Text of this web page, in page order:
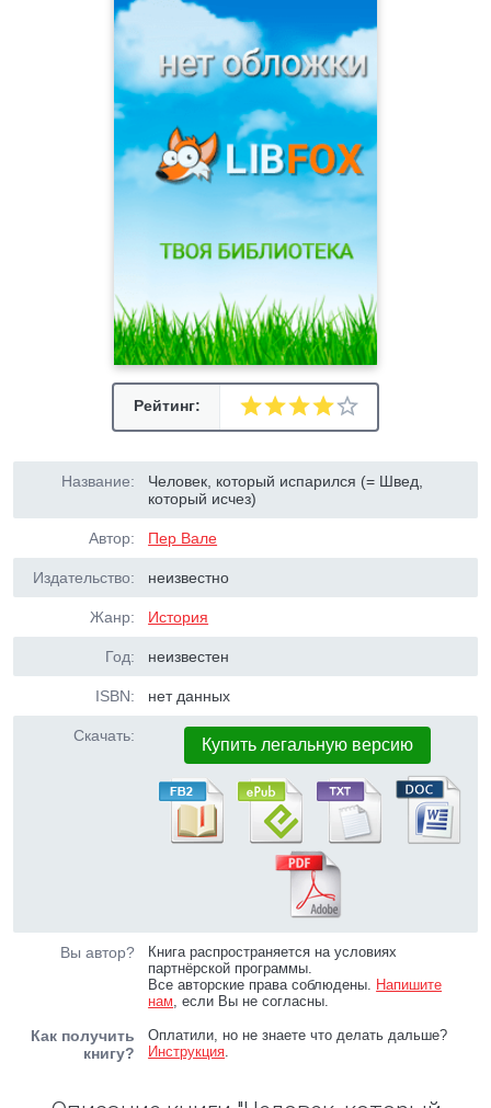
Рейтинг:
Название:
Человек, который испарился (= Швед,
который исчез)
Автор: Пер Вале
Издательство: неизвестно
Жанр: История
Год: неизвестен
ISBN: нет данных
Скачать: Купить легальную версию
Вы автор?
Книга распространяется на условиях
партнёрской программы.
Все авторские права соблюдены. Напишите
нам, если Вы не согласны.
Как получить
книгу?
Оплатили, но не знаете что делать дальше?
Инструкция.